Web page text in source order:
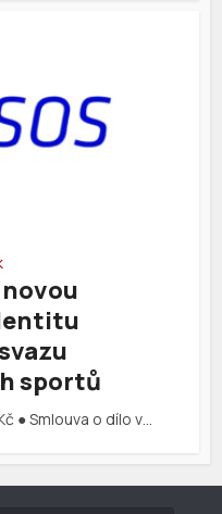
sportů
● Smlouva o dílo v…